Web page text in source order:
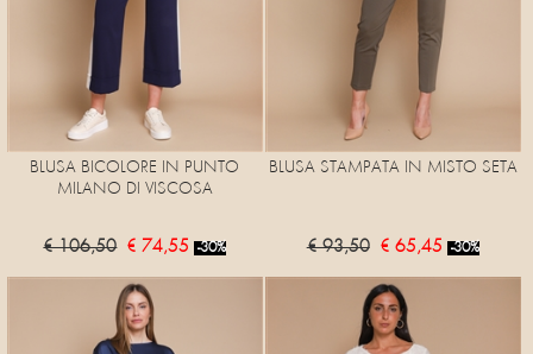
BLUSA BICOLORE IN PUNTO
MILANO DI VISCOSA
€ 106,50 € 74,55 -30%
BLUSA STAMPATA IN MISTO SETA
€ 93,50 € 65,45 -30%